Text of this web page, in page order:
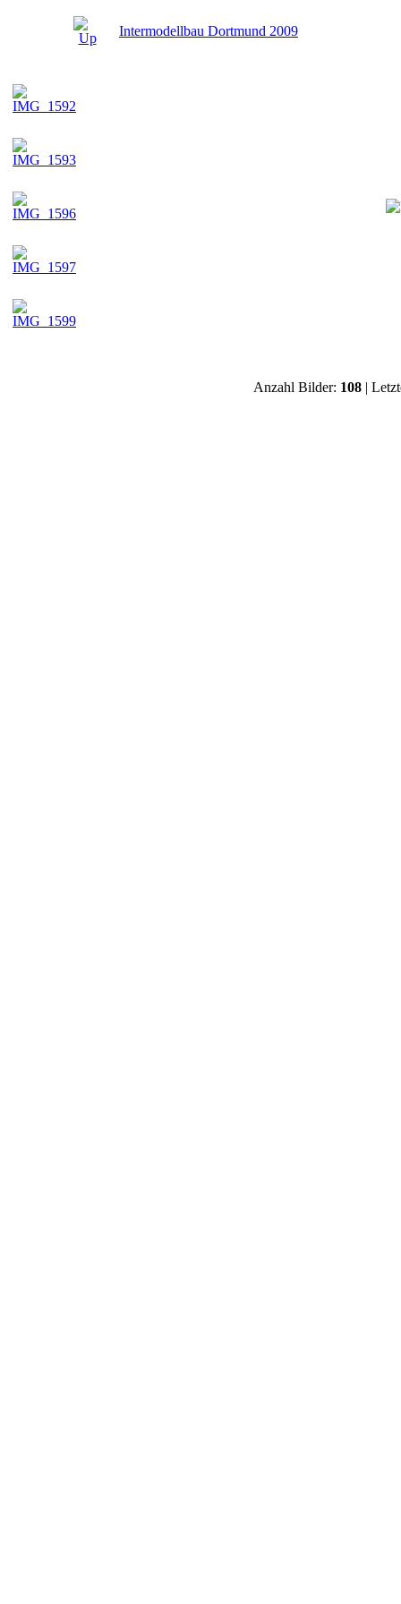
Intermodellbau Dortmund 2009
Anzahl Bilder: 108|